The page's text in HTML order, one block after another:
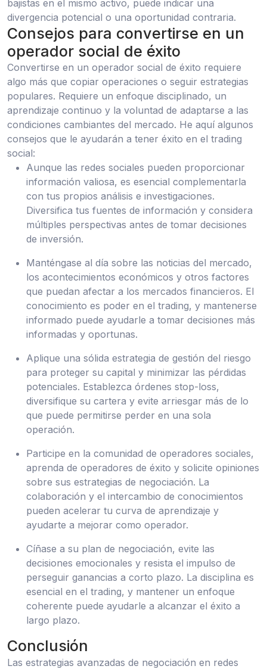
bajistas en el mismo activo, puede indicar una
divergencia potencial o una oportunidad contraria.
Consejos para convertirse en un
operador social de éxito
Convertirse en un operador social de éxito requiere
algo más que copiar operaciones o seguir estrategias
populares. Requiere un enfoque disciplinado, un
aprendizaje continuo y la voluntad de adaptarse a las
condiciones cambiantes del mercado. He aquí algunos
consejos que le ayudarán a tener éxito en el trading
social:
Aunque las redes sociales pueden proporcionar
información valiosa, es esencial complementarla
con tus propios análisis e investigaciones.
Diversifica tus fuentes de información y considera
múltiples perspectivas antes de tomar decisiones
de inversión.
Manténgase al día sobre las noticias del mercado,
los acontecimientos económicos y otros factores
que puedan afectar a los mercados financieros. El
conocimiento es poder en el trading, y mantenerse
informado puede ayudarle a tomar decisiones más
informadas y oportunas.
Aplique una sólida estrategia de gestión del riesgo
para proteger su capital y minimizar las pérdidas
potenciales. Establezca órdenes stop-loss,
diversifique su cartera y evite arriesgar más de lo
que puede permitirse perder en una sola
operación.
Participe en la comunidad de operadores sociales,
aprenda de operadores de éxito y solicite opiniones
sobre sus estrategias de negociación. La
colaboración y el intercambio de conocimientos
pueden acelerar tu curva de aprendizaje y
ayudarte a mejorar como operador.
Cíñase a su plan de negociación, evite las
decisiones emocionales y resista el impulso de
perseguir ganancias a corto plazo. La disciplina es
esencial en el trading, y mantener un enfoque
coherente puede ayudarle a alcanzar el éxito a
largo plazo.
Conclusión
Las estrategias avanzadas de negociación en redes